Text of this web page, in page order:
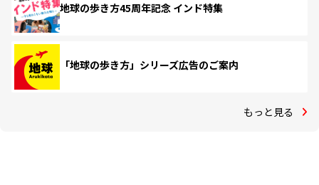
地球の歩き方45周年記念 インド特集
「地球の歩き方」シリーズ広告のご案内
もっと見る